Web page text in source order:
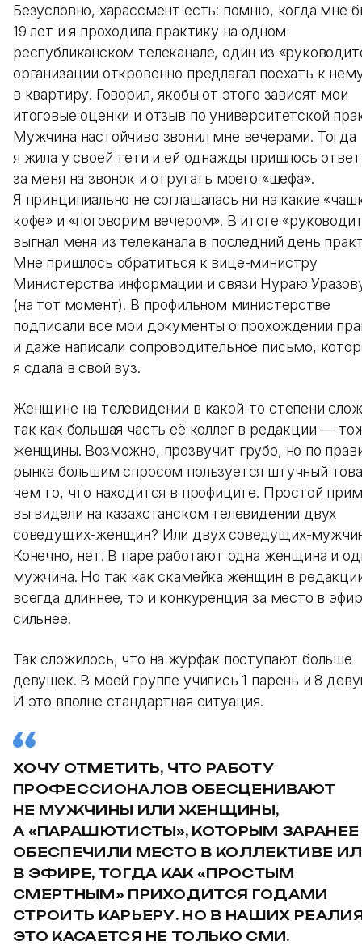
Безусловно, харассмент есть: помню, когда мне
19 лет и я проходила практику на одном
республиканском телеканале, один из
организации откровенно предлагал поехать к
в квартиру. Говорил, якобы от этого зависят мои
итоговые оценки и отзыв по университетской
Мужчина настойчиво звонил мне вечерами. Тогда
я жила у своей тети и ей однажды пришлось
за меня на звонок и отругать моего «шефа».
Я принципиально не соглашалась ни на какие
кофе» и «поговорим вечером». В итоге
выгнал меня из телеканала в последний день
Мне пришлось обратиться к вице-министру
Министерства информации и связи Нураю
(на тот момент). В профильном министерстве
подписали все мои документы о прохождении
и даже написали сопроводительное письмо,
я сдала в свой вуз.
Женщине на телевидении в какой-то степени
так как большая часть её коллег в редакции —
женщины. Возможно, прозвучит грубо, но по
рынка большим спросом пользуется штучный
чем то, что находится в профиците. Простой
вы видели на казахстанском телевидении двух
соведущих-женщин? Или двух соведущих-
Конечно, нет. В паре работают одна женщина и
мужчина. Но так как скамейка женщин в
всегда длиннее, то и конкуренция за место в
сильнее.
Так сложилось, что на журфак поступают больше
девушек. В моей группе учились 1 парень и 8
И это вполне стандартная ситуация.
ХОЧУ ОТМЕТИТЬ, ЧТО РАБОТУ
ПРОФЕССИОНАЛОВ ОБЕСЦЕНИВАЮТ
НЕ МУЖЧИНЫ ИЛИ ЖЕНЩИНЫ,
А «ПАРАШЮТИСТЫ», КОТОРЫМ ЗАРАНЕЕ
ОБЕСПЕЧИЛИ МЕСТО В КОЛЛЕКТИВЕ
В ЭФИРЕ, ТОГДА КАК «ПРОСТЫМ
СМЕРТНЫМ» ПРИХОДИТСЯ ГОДАМИ
СТРОИТЬ КАРЬЕРУ. НО В НАШИХ
ЭТО КАСАЕТСЯ НЕ ТОЛЬКО СМИ.